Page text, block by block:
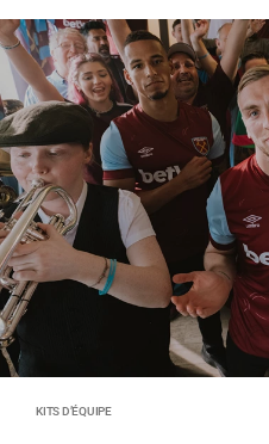
KITS D’ÉQUIPE